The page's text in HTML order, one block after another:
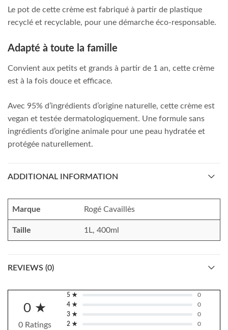
Le pot de cette crème est fabriqué à partir de plastique
recyclé et recyclable, pour une démarche éco-responsable.
Adapté à toute la famille
Convient aux petits et grands à partir de 1 an, cette crème
est à la fois douce et efficace.
Avec 95% d’ingrédients d’origine naturelle, cette crème est
vegan et testée dermatologiquement. Une formule sans
ingrédients d’origine animale pour une peau hydratée et
protégée naturellement.
ADDITIONAL INFORMATION
Marque Rogé Cavaillès
Taille 1L, 400ml
REVIEWS (0)
0 ★
0 Ratings
5 ★
0
4 ★
0
3 ★
0
2 ★
0